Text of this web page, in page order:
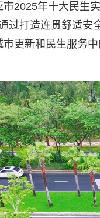
市2025年十大民生
过打造连贯舒适安
更新和民生服务中